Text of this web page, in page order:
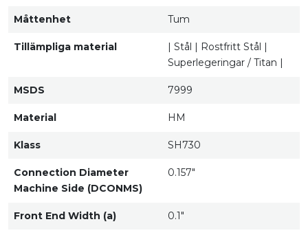
Måttenhet Tum
Tillämpliga material
| Stål | Rostfritt Stål |
Superlegeringar / Titan |
MSDS 7999
Material HM
Klass SH730
Connection Diameter
Machine Side (DCONMS)
0.157"
Front End Width (a) 0.1"